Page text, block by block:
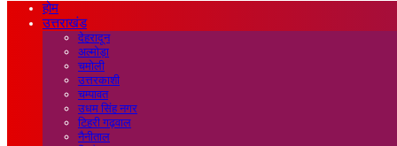
होम
उत्तराखंड
देहरादून
अल्मोड़ा
चमोली
उत्तरकाशी
चम्पावत
उधम सिंह नगर
टिहरी गढ़वाल
नैनीताल